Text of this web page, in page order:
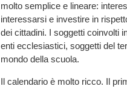
molto semplice e lineare:
interessarsi e investire in
dei cittadini. I soggetti coinvolti
enti ecclesiastici, soggetti del
mondo della scuola.
Il calendario è molto ricco. Il